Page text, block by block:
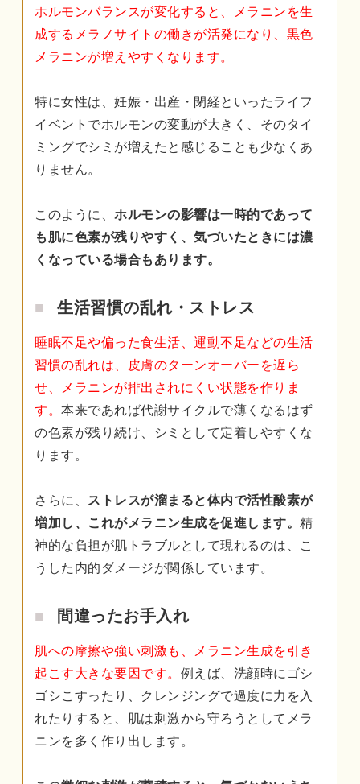
ホルモンバランスが変化すると、メラニンを生
成するメラノサイトの働きが活発になり、黒色
メラニンが増えやすくなります。
特に女性は、妊娠・出産・閉経といったライフ
イベントでホルモンの変動が大きく、そのタイ
ミングでシミが増えたと感じることも少なくあ
りません。
このように、 ホルモンの影響は一時的であって
も肌に色素が残りやすく、気づいたときには濃
くなっている場合もあります。
生活習慣の乱れ・ストレス
睡眠不足や偏った食生活、運動不足などの生活
習慣の乱れは、皮膚のターンオーバーを遅ら
せ、メラニンが排出されにくい状態を作りま
す。 本来であれば代謝サイクルで薄くなるはず
の色素が残り続け、シミとして定着しやすくな
ります。
さらに、 ストレスが溜まると体内で活性酸素が
増加し、これがメラニン生成を促進します。 精
神的な負担が肌トラブルとして現れるのは、こ
うした内的ダメージが関係しています。
間違ったお手入れ
肌への摩擦や強い刺激も、メラニン生成を引き
起こす大きな要因です。 例えば、洗顔時にゴシ
ゴシこすったり、クレンジングで過度に力を入
れたりすると、肌は刺激から守ろうとしてメラ
ニンを多く作り出します。